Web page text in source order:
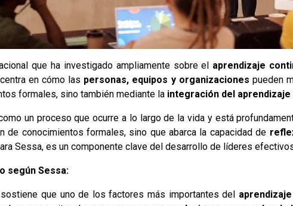
que ha investigado ampliamente sobre el aprendizaje
en cómo las personas, equipos y organizaciones pueden
formales, sino también mediante la integración del aprendizaje
un proceso que ocurre a lo largo de la vida y está
de conocimientos formales, sino que abarca la capacidad de
Sessa, es un componente clave del desarrollo de líderes
según Sessa:
que uno de los factores más importantes del